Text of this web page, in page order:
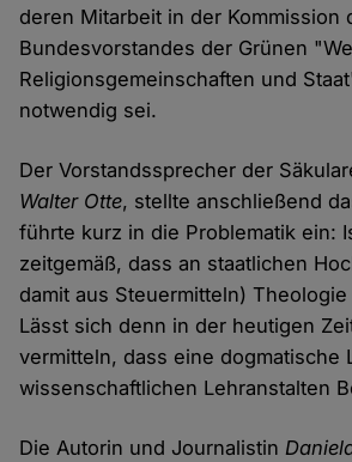
deren Mitarbeit in der Kommission
Bundesvorstandes der Grünen
Religionsgemeinschaften und
notwendig sei.
Der Vorstandssprecher der
Walter Otte, stellte anschließend
führte kurz in die Problematik ein:
zeitgemäß, dass an staatlichen
damit aus Steuermitteln)
Lässt sich denn in der heutigen
vermitteln, dass eine dogmatische
wissenschaftlichen Lehranstalten
Die Autorin und Journalistin